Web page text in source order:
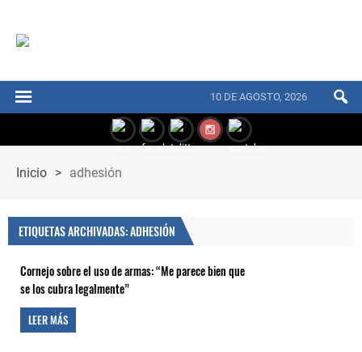
10 DE AGOSTO, 2026
Inicio > adhesión
ETIQUETAS ARCHIVADAS: ADHESIÓN
Cornejo sobre el uso de armas: “Me parece bien que
se los cubra legalmente”
LEER MÁS